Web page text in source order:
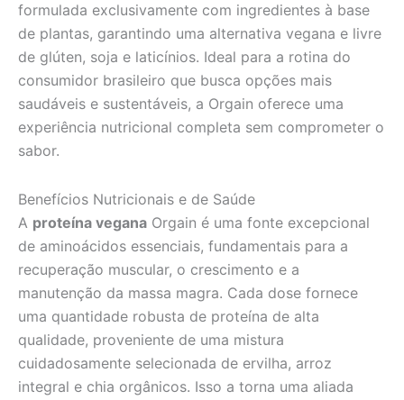
formulada exclusivamente com ingredientes à base
de plantas, garantindo uma alternativa vegana e livre
de glúten, soja e laticínios. Ideal para a rotina do
consumidor brasileiro que busca opções mais
saudáveis e sustentáveis, a Orgain oferece uma
experiência nutricional completa sem comprometer o
sabor.
Benefícios Nutricionais e de Saúde
A proteína vegana Orgain é uma fonte excepcional
de aminoácidos essenciais, fundamentais para a
recuperação muscular, o crescimento e a
manutenção da massa magra. Cada dose fornece
uma quantidade robusta de proteína de alta
qualidade, proveniente de uma mistura
cuidadosamente selecionada de ervilha, arroz
integral e chia orgânicos. Isso a torna uma aliada